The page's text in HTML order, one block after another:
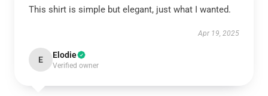
This shirt is simple but elegant, just what I wanted.
Apr 19, 2025
E Elodie
Verified owner